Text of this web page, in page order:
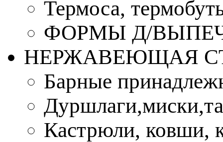
Термоса,
ФОРМЫ Д/
НЕРЖАВЕЮЩАЯ
Барные
Кастрюли, ковши,